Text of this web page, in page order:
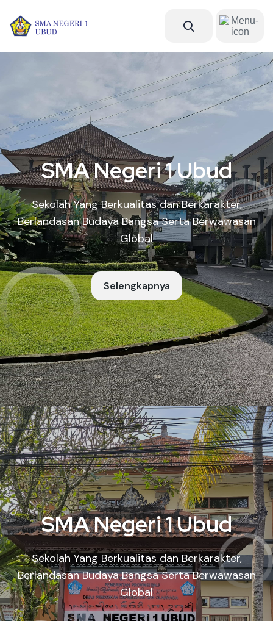
SMA Negeri 1 Ubud
Sekolah Yang Berkualitas dan Berkarakter,
Berlandasan Budaya Bangsa Serta Berwawasan
Global
Selengkapnya
SMA Negeri 1 Ubud
Sekolah Yang Berkualitas dan Berkarakter,
Berlandasan Budaya Bangsa Serta Berwawasan
Global